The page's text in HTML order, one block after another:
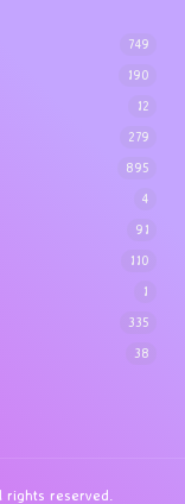
749
190
12
279
895
4
91
110
1
335
38
rights reserved.